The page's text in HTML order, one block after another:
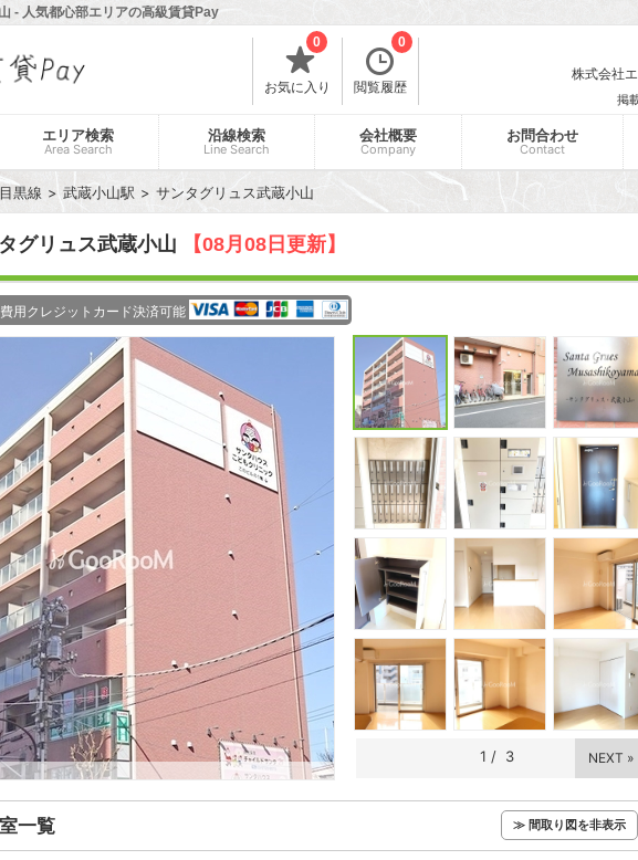
- 人気都心部エリアの高級賃貸Pay
お気に入り
0
閲覧履歴
0
株式会社
掲
エリア検索
Area Search
沿線検索
Line Search
会社概要
Company
お問合わせ
Contact
黒線 武蔵小山駅 サンタグリュス武蔵小山
グリュス武蔵小山 【08月08日更新】
用クレジットカード決済可能
1 / 3 NEXT »
一覧 ≫ 間取り図を非表示